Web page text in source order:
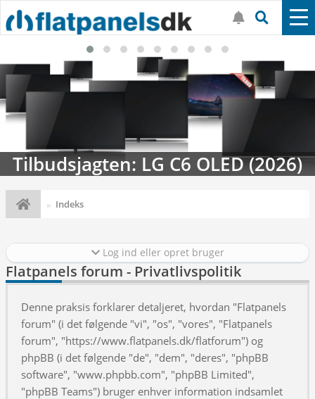
Tilbudsjagten: LG C6 OLED (2026)
Indeks
Log ind eller opret bruger
Flatpanels forum - Privatlivspolitik
Denne praksis forklarer detaljeret, hvordan "Flatpanels
forum" (i det følgende "vi", "os", "vores", "Flatpanels
forum", "https://www.flatpanels.dk/flatforum") og
phpBB (i det følgende "de", "dem", "deres", "phpBB
software", "www.phpbb.com", "phpBB Limited",
"phpBB Teams") bruger enhver information indsamlet